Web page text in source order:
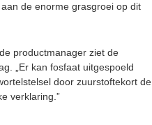
de enorme grasgroei op dit
productmanager ziet de
„Er kan fosfaat uitgespoeld
door zuurstoftekort de
verklaring.”